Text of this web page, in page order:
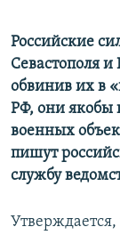
Российские
Севастополя
обвинив их в
РФ, они якобы
военных
пишут
службу